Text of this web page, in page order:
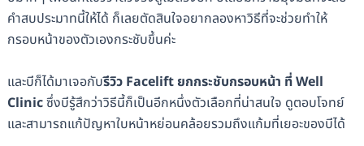
คำสบประมาทนี้ให้ได้ ก็เลยตัดสินใจอยากลองหาวิธีที่จะช่วยทำให้
กรอบหน้าของตัวเองกระชับขึ้นค่ะ
และบีก็ได้มาเจอกับรีวิว Facelift ยกกระชับกรอบหน้า ที่ Well
Clinicซึ่งบีรู้สึกว่าวิธีนี้ก็เป็นอีกหนึ่งตัวเลือกที่น่าสนใจ ดูตอบโจทย์
และสามารถแก้ปัญหาใบหน้าหย่อนคล้อยรวมถึงแก้มที่เยอะของบีได้